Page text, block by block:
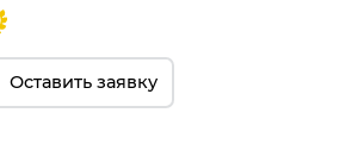
Оставить заявку